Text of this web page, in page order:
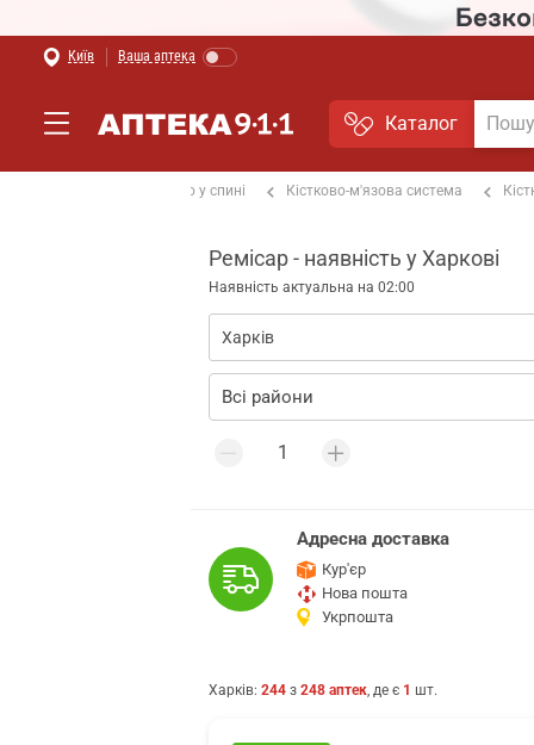
Київ Ваша аптека
Каталог
Від болю у спині Кістково-м'язова система
Ремісар - наявність у Харкові
Наявність актуальна на 02:00
Адресна доставка
Кур'єр
Нова пошта
Укрпошта
Харків: 244 з 248 аптек, де є 1 шт.